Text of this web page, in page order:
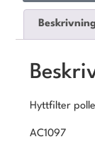
Hyttfilter
AC1097